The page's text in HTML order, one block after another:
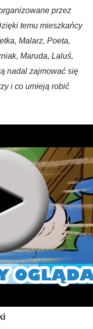
przez
temu mieszkańcy
Malarz, Poeta,
Maruda, Laluś,
nadal zajmować się
i co umieją robić